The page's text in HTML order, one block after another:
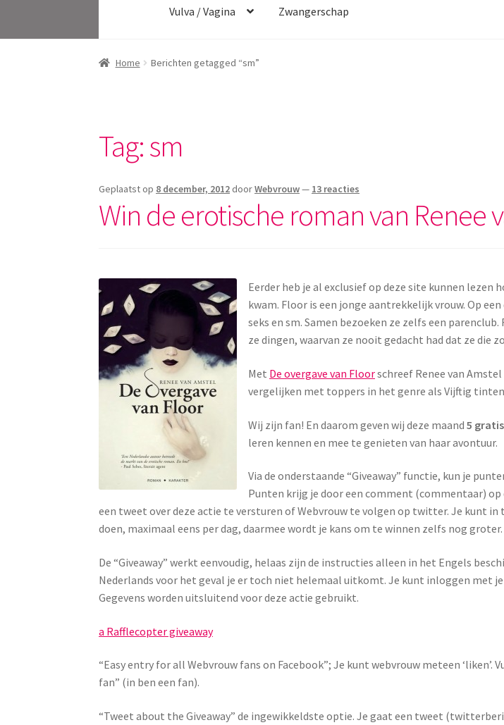
Vulva / Vagina Zwangerschap
Home Berichten getagged “sm”
Tag:sm
Geplaatst op 8 december, 2012 doorWebvrouw— 13 reacties
Win de erotische roman van Renee
Eerder heb je al exclusief op deze site kunnen lezen
kwam. Floor is een jonge aantrekkelijk vrouw. Op
seks en sm. Samen bezoeken ze zelfs een
ze dingen, waarvan ze nooit gedacht had dat ze die
Met De overgave van Floorschreef Renee van
vergelijken met toppers in het genre als Vijftig
Wij zijn fan! En daarom geven wij deze maand5
leren kennen en mee te genieten van haar avontuur.
Via de onderstaande “Giveaway” functie, kun je
Punten krijg je door een comment (commentaar) op
een tweet over deze actie te versturen of Webvrouw te volgen op twitter. Je kunt
doen, maximaal eens per dag, daarmee wordt je kans om te winnen zelfs nog groter.
De “Giveaway” werkt eenvoudig, helaas zijn de instructies alleen in het Engels
Nederlands voor het geval je er toch niet helemaal uitkomt. Je kunt inloggen met
Gegevens worden uitsluitend voor deze actie gebruikt.
a Rafflecopter giveaway
“Easy entry for all Webvrouw fans on Facebook”; Je kunt webvrouw meteen
fan” (in ben een fan).
“Tweet about the Giveaway” de ingewikkeldste optie. Je gaat een tweet